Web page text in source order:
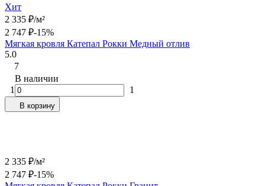
Хит
2 335 ₽/м²
2 747 ₽-15%
Мягкая кровля Катепал Рокки Медный отлив
5.0
7
В наличии
1
1
В корзину
2 335 ₽/м²
2 747 ₽-15%